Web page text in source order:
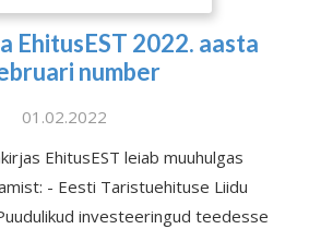
EhitusEST 2022. aasta
number
01.02.2022
EhitusEST leiab muuhulgas
- Eesti Taristuehituse Liidu
investeeringud teedesse